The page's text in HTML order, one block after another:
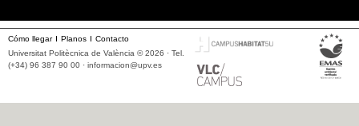
Cómo llegar Planos
Contacto
Universitat Politècnica de València © 2026 · Tel.
(+34) 96 387 90 00 · informacion@upv.es